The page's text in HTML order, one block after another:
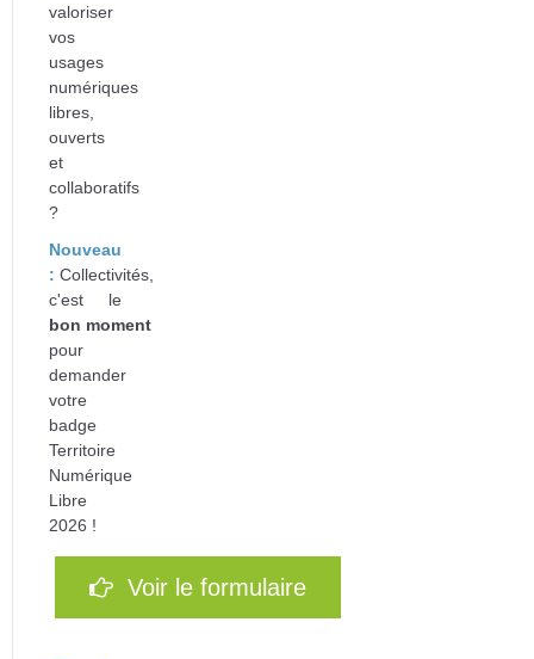
valoriser
vos
usages
numériques
libres,
ouverts
et
collaboratifs
?
Nouveau
: Collectivités,
c'est le
bon moment
pour
demander
votre
badge
Territoire
Numérique
Libre
2026 !
Voir le formulaire